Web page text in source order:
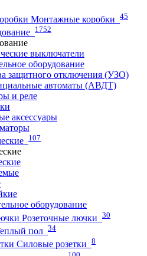
Монтажные коробки 45
1752
выключатели
оборудование
защитного отключения (УЗО)
автоматы (АВДТ)
и реле
аксессуары
107
оборудование
Розеточные лючки 30
пол 34
Силовые розетки 8
100